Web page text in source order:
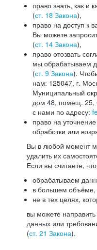
право знать, как и
(ст. 18 Закона),
право на доступ к
Вы можете
(ст. 14 Закона),
право отозвать
мы обрабатываем
(ст. 9 Закона).
нам: 125047, г.
Муниципальный
дом 48, помещ. 25,
с нами по адресу:
право на
обработки или
Вы в любой момент
удалить их
Если вы считаете,
обрабатываем
в большем объёме,
не в тех целях,
вы можете
данных или
(ст. 21 Закона).